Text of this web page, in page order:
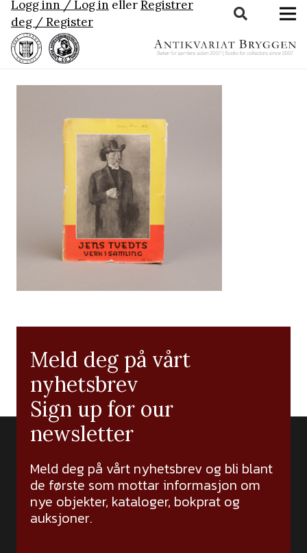
Logg inn / Log in ellerRegistrer
deg / Register
Meld deg på vårt
nyhetsbrev
Sign up for our
newsletter
Meld deg på vårt nyhetsbrev og bli blant
de første som mottar informasjon om
nye objekter, kataloger, bokprat og
auksjoner.